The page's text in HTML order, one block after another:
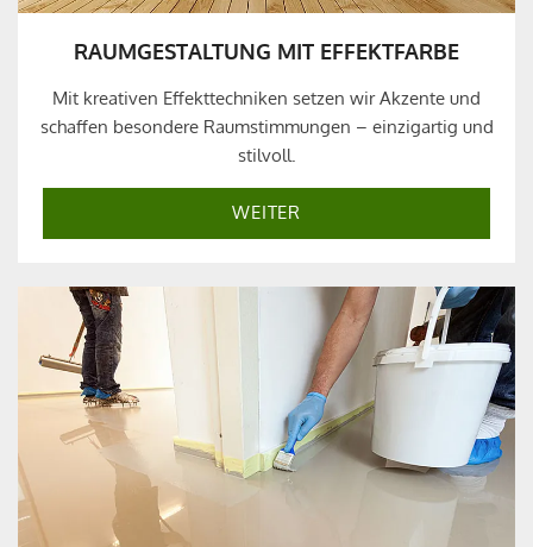
RAUMGESTALTUNG MIT EFFEKTFARBE
Mit kreativen Effekttechniken setzen wir Akzente und
schaffen besondere Raumstimmungen – einzigartig und
stilvoll.
WEITER